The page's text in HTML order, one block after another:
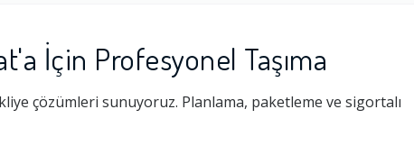
İçin Profesyonel Taşıma
çözümleri sunuyoruz. Planlama, paketleme ve sigortalı